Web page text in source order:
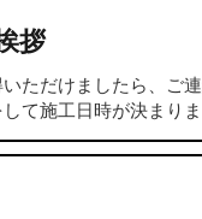
拶
ただけましたら、ご
て施工日時が決まり